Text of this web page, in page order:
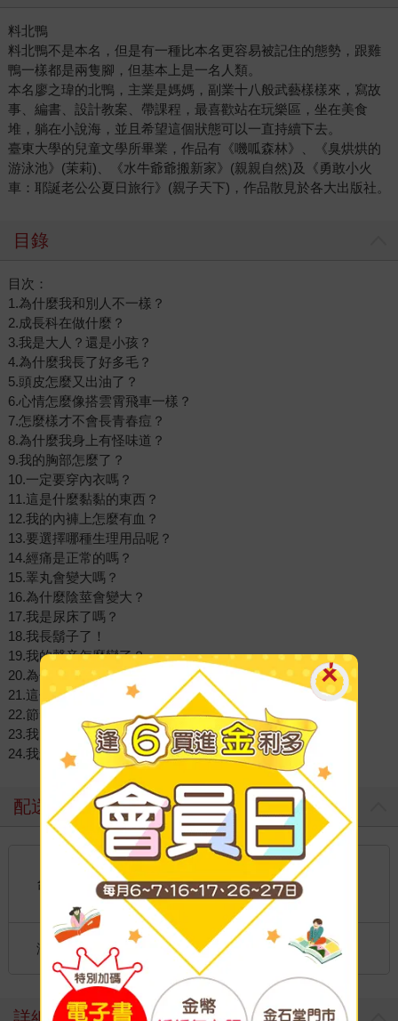
料北鴨
料北鴨不是本名，但是有一種比本名更容易被記住的態勢，跟雞
鴨一樣都是兩隻腳，但基本上是一名人類。
本名廖之瑋的北鴨，主業是媽媽，副業十八般武藝樣樣來，寫故
事、編書、設計教案、帶課程，最喜歡站在玩樂區，坐在美食
堆，躺在小說海，並且希望這個狀態可以一直持續下去。
臺東大學的兒童文學所畢業，作品有《嘰呱森林》、《臭烘烘的
游泳池》(茉莉)、《水牛爺爺搬新家》(親親自然)及《勇敢小火
車：耶誕老公公夏日旅行》(親子天下)，作品散見於各大出版社。
目錄
目次：
1.為什麼我和別人不一樣？
2.成長科在做什麼？
3.我是大人？還是小孩？
4.為什麼我長了好多毛？
5.頭皮怎麼又出油了？
6.心情怎麼像搭雲霄飛車一樣？
7.怎麼樣才不會長青春痘？
8.為什麼我身上有怪味道？
9.我的胸部怎麼了？
10.一定要穿內衣嗎？
11.這是什麼黏黏的東西？
12.我的內褲上怎麼有血？
13.要選擇哪種生理用品呢？
14.經痛是正常的嗎？
15.睪丸會變大嗎？
16.為什麼陰莖會變大？
17.我是尿床了嗎？
18.我長鬍子了！
19.我的聲音怎麼變了？
20.為什麼我的喉結變大了？
21.這個運動適合我嗎？
22.節食真的能讓我變瘦嗎？
23.我的大腿內側有花紋？
24.我怎麼會有這種想法？
配送方式
台灣
國內宅配：本島、離島
到店取貨：
不限金額免運費
海外
國際快遞：全球
港澳店取：